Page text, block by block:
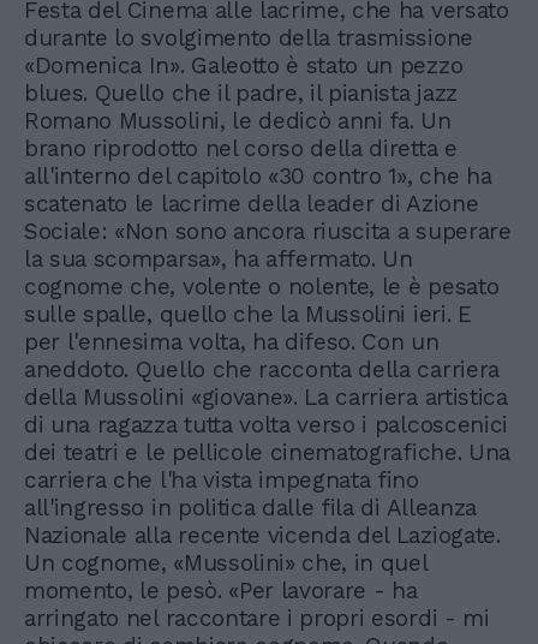
Festa del Cinema alle lacrime, che ha versato
durante lo svolgimento della trasmissione
«Domenica In». Galeotto è stato un pezzo
blues. Quello che il padre, il pianista jazz
Romano Mussolini, le dedicò anni fa. Un
brano riprodotto nel corso della diretta e
all'interno del capitolo «30 contro 1», che ha
scatenato le lacrime della leader di Azione
Sociale: «Non sono ancora riuscita a superare
la sua scomparsa», ha affermato. Un
cognome che, volente o nolente, le è pesato
sulle spalle, quello che la Mussolini ieri. E
per l'ennesima volta, ha difeso. Con un
aneddoto. Quello che racconta della carriera
della Mussolini «giovane». La carriera artistica
di una ragazza tutta volta verso i palcoscenici
dei teatri e le pellicole cinematografiche. Una
carriera che l'ha vista impegnata fino
all'ingresso in politica dalle fila di Alleanza
Nazionale alla recente vicenda del Laziogate.
Un cognome, «Mussolini» che, in quel
momento, le pesò. «Per lavorare - ha
arringato nel raccontare i propri esordi - mi